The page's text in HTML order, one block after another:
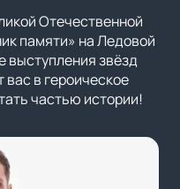
Отечественной
памяти» на Ледовой
выступления звёзд
вас в героическое
частью истории!